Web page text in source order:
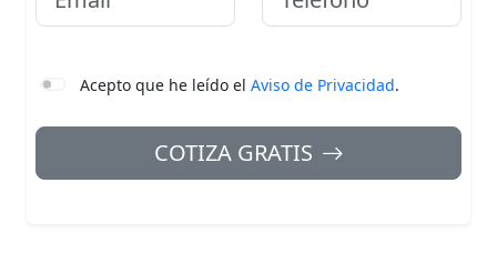
Acepto que he leído el Aviso de Privacidad.
COTIZA GRATIS